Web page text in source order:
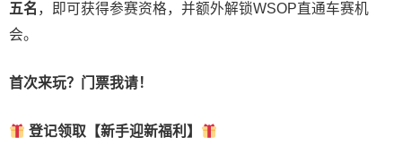
五名 ，即可获得参赛资格，并额外解锁WSOP直通车赛机
会。
首次来玩？门票我请！
登记领取【新手迎新福利】